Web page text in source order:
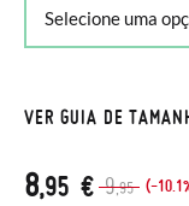
VER GUIA DE
9,95 (-
8,95 €